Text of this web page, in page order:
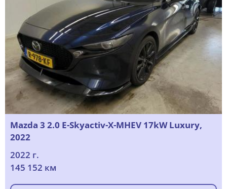
Mazda 3 2.0 E-Skyactiv-X-MHEV 17kW Luxury,
2022
2022 г.
145 152 км